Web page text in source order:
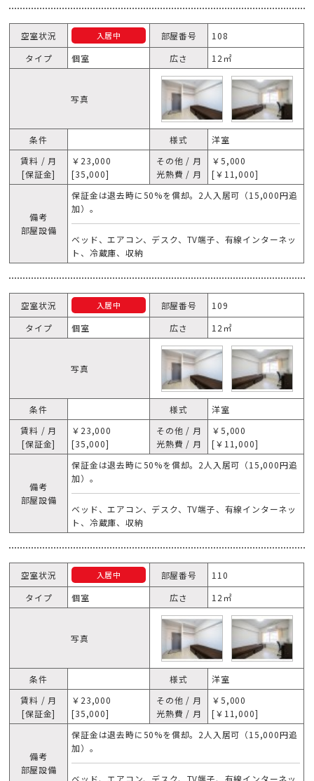
空室状況 入居中 部屋番号
108
タイプ
個室 広さ 12㎡
写真
条件 様式
洋室
賃料 / 月
[保証金]
￥23,000
[35,000]
その他 / 月
光熱費 / 月
￥5,000
[￥11,000]
備考
部屋設備
保証金は退去時に50%を償却。2人入居可（15,000円追
加）。
ベッド、エアコン、デスク、TV端子、有線インターネッ
ト、冷蔵庫、収納
空室状況 入居中 部屋番号
109
タイプ
個室 広さ 12㎡
写真
条件 様式
洋室
賃料 / 月
[保証金]
￥23,000
[35,000]
その他 / 月
光熱費 / 月
￥5,000
[￥11,000]
備考
部屋設備
保証金は退去時に50%を償却。2人入居可（15,000円追
加）。
ベッド、エアコン、デスク、TV端子、有線インターネッ
ト、冷蔵庫、収納
空室状況 入居中 部屋番号
110
タイプ
個室 広さ 12㎡
写真
条件 様式
洋室
賃料 / 月
[保証金]
￥23,000
[35,000]
その他 / 月
光熱費 / 月
￥5,000
[￥11,000]
備考
部屋設備
保証金は退去時に50%を償却。2人入居可（15,000円追
加）。
ベッド、エアコン、デスク、TV端子、有線インターネッ